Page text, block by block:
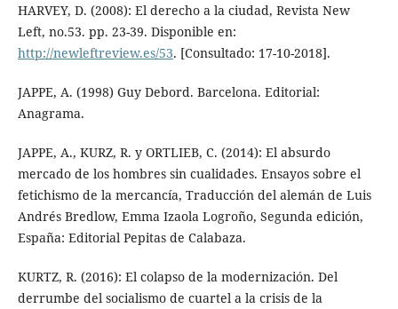
HARVEY, D. (2008): El derecho a la ciudad, Revista New
Left, no.53. pp. 23-39. Disponible en:
http://newleftreview.es/53. [Consultado: 17-10-2018].
JAPPE, A. (1998) Guy Debord. Barcelona. Editorial:
Anagrama.
JAPPE, A., KURZ, R. y ORTLIEB, C. (2014): El absurdo
mercado de los hombres sin cualidades. Ensayos sobre el
fetichismo de la mercancía, Traducción del alemán de Luis
Andrés Bredlow, Emma Izaola Logroño, Segunda edición,
España: Editorial Pepitas de Calabaza.
KURTZ, R. (2016): El colapso de la modernización. Del
derrumbe del socialismo de cuartel a la crisis de la